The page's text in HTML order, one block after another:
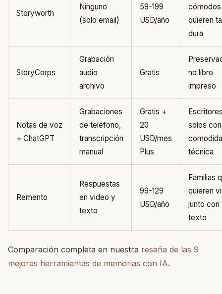
Storyworth
Ninguno
(solo email)
59-199
USD/año
quieren
dura
StoryCorps
Grabación
audio
archivo
Gratis
no libro
impreso
Notas de voz
+ ChatGPT
Grabaciones
de teléfono,
transcripción
manual
Gratis +
20
USD/mes
Plus
solos con
técnica
Remento
Respuestas
en video y
texto
99-129
USD/año
Familias
quieren
junto con
texto
Comparación completa en nuestra reseña de las 9
mejores herramientas de memorias con IA.